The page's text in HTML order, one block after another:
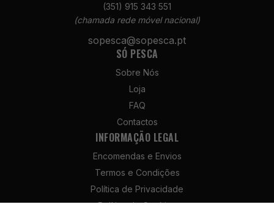
(351) 915 343 551
(chamada rede móvel nacional)
sopesca@sopesca.pt
SÓ PESCA
Sobre Nós
Loja
FAQ
Contactos
INFORMAÇÃO LEGAL
Encomendas e Envios
Termos e Condições
Política de Privacidade
Política de Cookies
Estatísticas
possamos
e a estrutura
utilizado.
Experiência
Para que o
nosso site
funcione da